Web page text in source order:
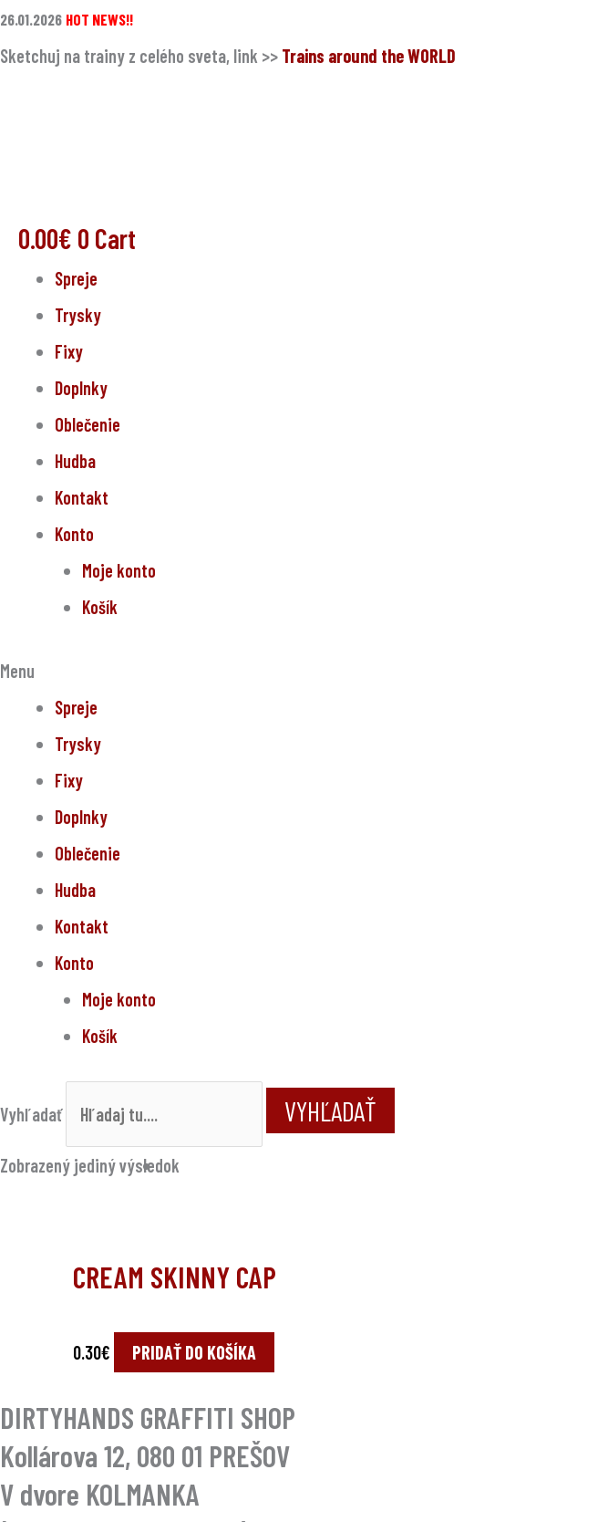
Preskočiť
na
26.01.2026 HOT NEWS!!
Sketchuj na trainy z celého sveta, link >> Trains around the WORLD
0.00€ 0 Cart
Spreje
Trysky
Fixy
Doplnky
Oblečenie
Hudba
Kontakt
Konto
Moje konto
Košík
Menu
Spreje
Trysky
Fixy
Doplnky
Oblečenie
Hudba
Kontakt
Konto
Moje konto
Košík
Vyhľadať VYHĽADAŤ
Zobrazený jediný výsledok
CREAM SKINNY CAP
0.30€ PRIDAŤ DO KOŠÍKA
DIRTYHANDS GRAFFITI SHOP
Kollárova 12, 080 01 PREŠOV
V dvore KOLMANKA